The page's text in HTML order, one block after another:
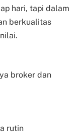
hari, tapi dalam
berkualitas
broker dan
rutin